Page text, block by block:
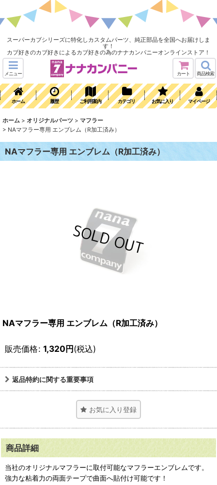
スーパーカブシリーズに特化しカスタムパーツ、純正部品を全国へお届けしま
す！
カブ好きのカブ好きによるカブ好きの為のナナカンパニーオンラインストア！
メニュー カート 商品検索
ホーム 履歴 ご利用案内 カテゴリ お気に入り マイページ
ホーム > オリジナルパーツ > マフラー
> NAマフラー専用 エンブレム（R加工済み）
NAマフラー専用 エンブレム（R加工済み）
NAマフラー専用 エンブレム（R加工済み）
販売価格: 1,320円(税込)
返品特約に関する重要事項
お気に入り登録
商品詳細
当社のオリジナルマフラーに取付可能なマフラーエンブレムです。
強力な粘着力の両面テープで曲面へ貼付け可能です！